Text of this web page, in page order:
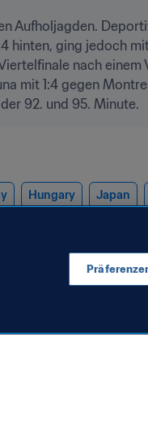
Aufholjagden.
hinten, ging jedoch
nach einem
mit 1:4 gegen
92. und 95. Minute.
Hungary Japan